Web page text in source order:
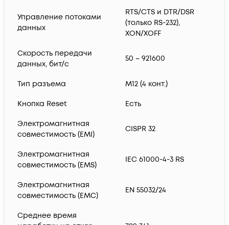
Управление потоками
данных
RTS/CTS и DTR/DSR
(только RS-232),
XON/XOFF
Скорость передачи
данных, бит/с
50 ~ 921600
Тип разъема M12 (4 конт.)
Кнопка Reset Есть
Электромагнитная
совместимость (EMI)
CISPR 32
Электромагнитная
совместимость (EMS)
IEC 61000-4-3 RS
Электромагнитная
совместимость (EMC)
EN 55032/24
Среднее время